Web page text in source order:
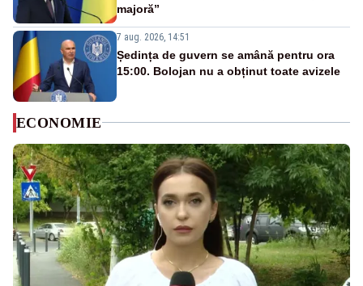
majoră”
7 aug. 2026, 14:51
Ședința de guvern se amână pentru ora
15:00. Bolojan nu a obținut toate avizele
ECONOMIE